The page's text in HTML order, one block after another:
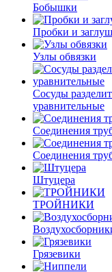
Бобышки
Пробки и
Узлы обвязки
Сосуды
уравнительные
Соединения
Соединения
Штуцера
ТРОЙНИКИ
Грязевики